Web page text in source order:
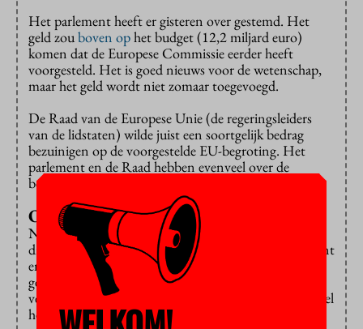
Het parlement heeft er gisteren over gestemd. Het
geld zouboven ophet budget (12,2 miljard euro)
komen dat de Europese Commissie eerder heeft
voorgesteld. Het is goed nieuws voor de wetenschap,
maar het geld wordt niet zomaar toegevoegd.
De Raad van de Europese Unie (de regeringsleiders
van de lidstaten) wilde juist een soortgelijk bedrag
bezuinigen op de voorgestelde EU-begroting. Het
parlement en de Raad hebben evenveel over de
begroting te zeggen.
Onderhandelen
Nu moeten ze er dus samen uitkomen
drie weken gaan vertegenwoordigers van het parlement
en de Raad onderhandelen. Zij komen dan met een
gezamenlijke verklaring. Als alles goed gaat, wordt die
verklaring binnen twee weken goedgekeurd door zowel
het parlement als de Raad.